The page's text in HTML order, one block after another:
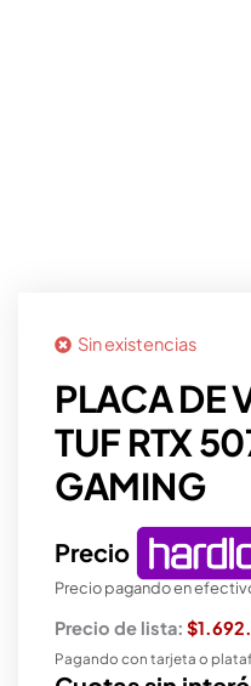
Sin existencias
PLACA DE
TUF RTX
GAMING
Precio
Precio pagando en
Precio de lista:
Pagando con tarjeta o